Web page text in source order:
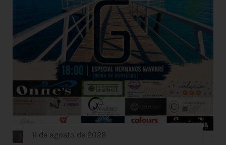
11 de agosto de 2026